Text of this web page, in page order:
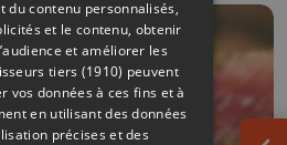
du contenu personnalisés,
et le contenu, obtenir
et améliorer les
tiers (1910) peuvent
vos données à ces fins et à
en utilisant des données
précises et des